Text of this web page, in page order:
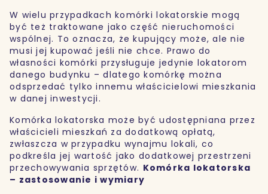
W wielu przypadkach komórki lokatorskie mogą
być też traktowane jako część nieruchomości
wspólnej. To oznacza, że kupujący może, ale nie
musi jej kupować jeśli nie chce. Prawo do
własności komórki przysługuje jedynie lokatorom
danego budynku – dlatego komórkę można
odsprzedać tylko innemu właścicielowi mieszkania
w danej inwestycji.
Komórka lokatorska może być udostępniana przez
właścicieli mieszkań za dodatkową opłatą,
zwłaszcza w przypadku wynajmu lokali, co
podkreśla jej wartość jako dodatkowej przestrzeni
przechowywania sprzętów. Komórka lokatorska
– zastosowanie i wymiary